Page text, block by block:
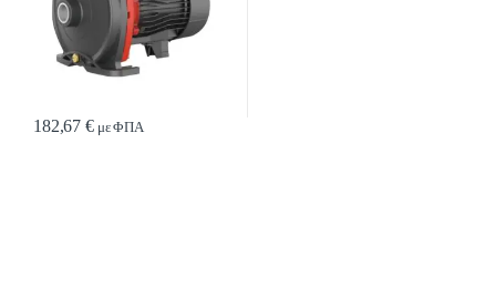
182,67€με ΦΠΑ